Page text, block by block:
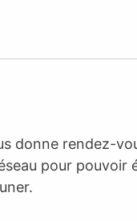
donne rendez-
pour pouvoir